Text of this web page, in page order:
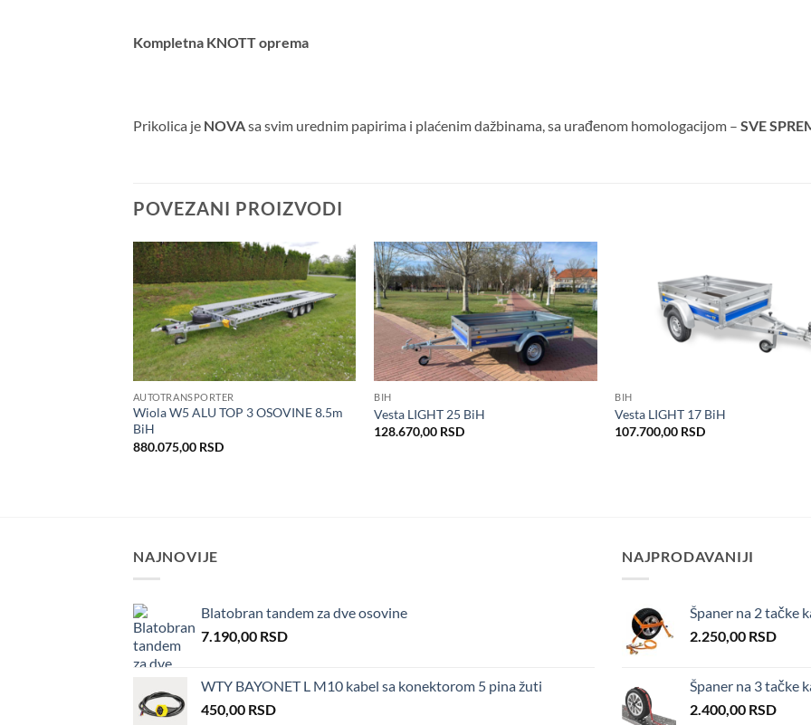
Kompletna KNOTT oprema
Prikolica je NOVAsa svim urednim papirima i plaćenim dažbinama, sa urađenom homologacijom – SVE
POVEZANI PROIZVODI
Dodaj
u listu
želja
AUTOTRANSPORTER
Wiola W5 ALU TOP 3 OSOVINE 8.5m
BiH
880.075,00 RSD
Dodaj
u listu
želja
BIH
Vesta LIGHT 25 BiH
128.670,00 RSD
BIH
Vesta LIGHT 17 BiH
107.700,00 RSD
NAJNOVIJE
Blatobran tandem za dve osovine
7.190,00 RSD
WTY BAYONET L M10 kabel sa konektorom 5 pina žuti
450,00 RSD
NAJPRODAVANIJI
Španer na 2 tačke
2.250,00 RSD
Španer na 3 tačke
2.400,00 RSD